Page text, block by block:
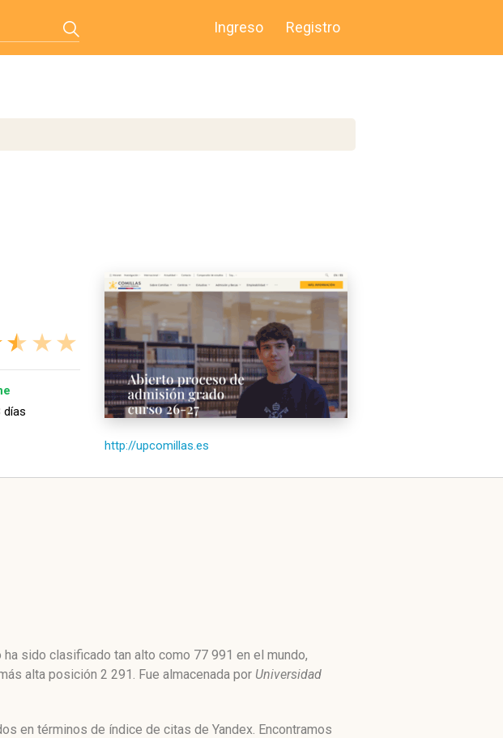
Ingreso Registro
días
http://upcomillas.es
sido clasificado tan alto como 77 991 en el mundo,
alta posición 2 291. Fue almacenada por Universidad
en términos de índice de citas de Yandex. Encontramos